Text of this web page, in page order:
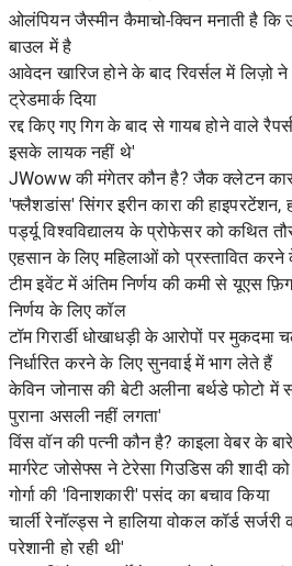
ओलंपियन जैस्मीन कैमाचो-क्विन मनाती है कि
बाउल में है
आवेदन खारिज होने के बाद रिवर्सल में लिज़ो
ट्रेडमार्क दिया
रद्द किए गए गिग के बाद से गायब होने वाले
इसके लायक नहीं थे'
JWoww की मंगेतर कौन है? जैक क्लेटन
'फ्लैशडांस' सिंगर इरीन कारा की हाइपरटेंशन,
पर्ड्यू विश्वविद्यालय के प्रोफेसर को कथित
एहसान के लिए महिलाओं को प्रस्तावित करने
टीम इवेंट में अंतिम निर्णय की कमी से यूएस
निर्णय के लिए कॉल
टॉम गिरार्डी धोखाधड़ी के आरोपों पर मुकदमा
निर्धारित करने के लिए सुनवाई में भाग लेते हैं
केविन जोनास की बेटी अलीना बर्थडे फोटो में
पुराना असली नहीं लगता'
विंस वॉन की पत्नी कौन है? काइला वेबर के
मार्गरेट जोसेफ्स ने टेरेसा गिउडिस की शादी
गोर्गा की 'विनाशकारी' पसंद का बचाव किया
चार्ली रेनॉल्ड्स ने हालिया वोकल कॉर्ड
परेशानी हो रही थी'